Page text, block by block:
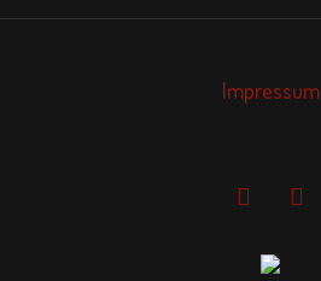
Impressum